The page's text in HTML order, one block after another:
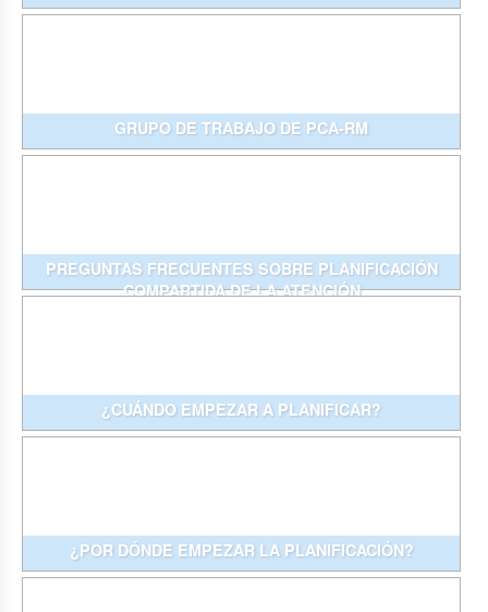
GRUPO DE TRABAJO DE PCA-RM
PREGUNTAS FRECUENTES SOBRE PLANIFICACIÓN
COMPARTIDA DE LA ATENCIÓN
¿CUÁNDO EMPEZAR A PLANIFICAR?
¿POR DÓNDE EMPEZAR LA PLANIFICACIÓN?